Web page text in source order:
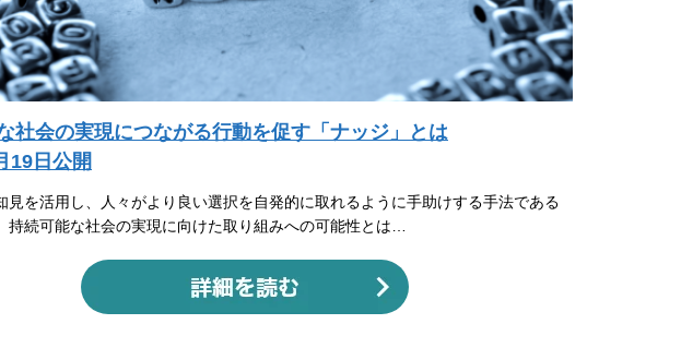
社会の実現につながる行動を促す「ナッジ」とは
19日公開
見を活用し、人々がより良い選択を自発的に取れるように手助けする手法である
持続可能な社会の実現に向けた取り組みへの可能性とは…